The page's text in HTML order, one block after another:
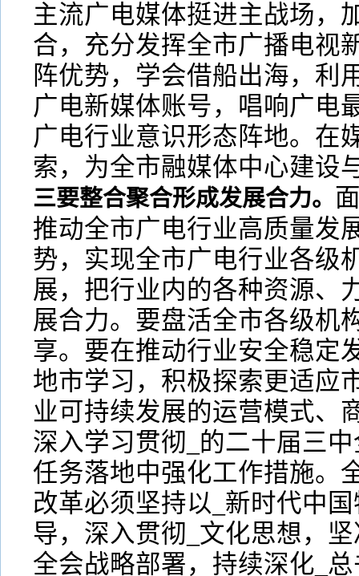
主流广电媒体挺进主战场，
合，充分发挥全市广播电视
阵优势，学会借船出海，利
广电新媒体账号，唱响广电
广电行业意识形态阵地。在
索，为全市融媒体中心建设
三要整合聚合形成发展合力。
推动全市广电行业高质量发
势，实现全市广电行业各级
展，把行业内的各种资源、
展合力。要盘活全市各级机
享。要在推动行业安全稳定
地市学习，积极探索更适应
业可持续发展的运营模式、
深入学习贯彻_的二十届三
任务落地中强化工作措施。
改革必须坚持以_新时代中
导，深入贯彻_文化思想，
全会战略部署，持续深化_